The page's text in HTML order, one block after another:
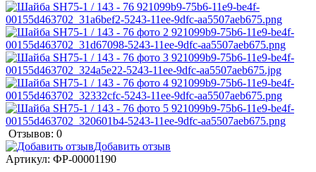
Отзывов: 0
Добавить отзыв
Артикул: ФР-00001190